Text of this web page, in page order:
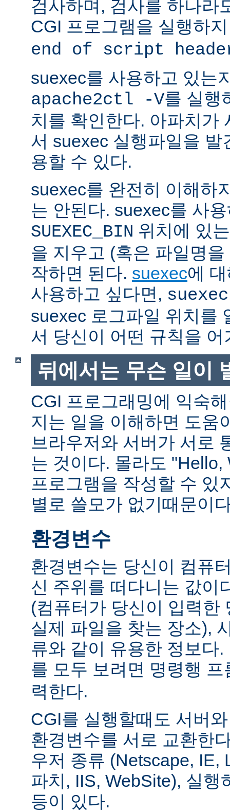
검사하며, 검사를 하나라
CGI 프로그램을 실행하
end of script
suexec를 사용하고 있는
apache2ctl -V를 실행
치를 확인한다. 아파치가
서 suexec 실행파일을 발
용할 수 있다.
suexec를 완전히 이해하
는 안된다. suexec를 사
SUEXEC_BIN 위치에 있
을 지우고 (혹은 파일명
작하면 된다. suexec에
사용하고 싶다면,
suexec 로그파일 위치를
서 당신이 어떤 규칙을
뒤에서는 무슨 일이
CGI 프로그래밍에 익숙
지는 일을 이해하면 도움
브라우저와 서버가 서로
는 것이다. 몰라도
프로그램을 작성할 수 있
별로 쓸모가 없기때문이
환경변수
환경변수는 당신이 컴퓨
신 주위를 떠다니는 값이
(컴퓨터가 당신이 입력한
실제 파일을 찾는 장소),
류와 같이 유용한 정보다
를 모두 보려면 명령행
력한다.
CGI를 실행할때도 서버
환경변수를 서로 교환한
우저 종류 (Netscape, IE,
파치, IIS, WebSite), 실행
등이 있다.